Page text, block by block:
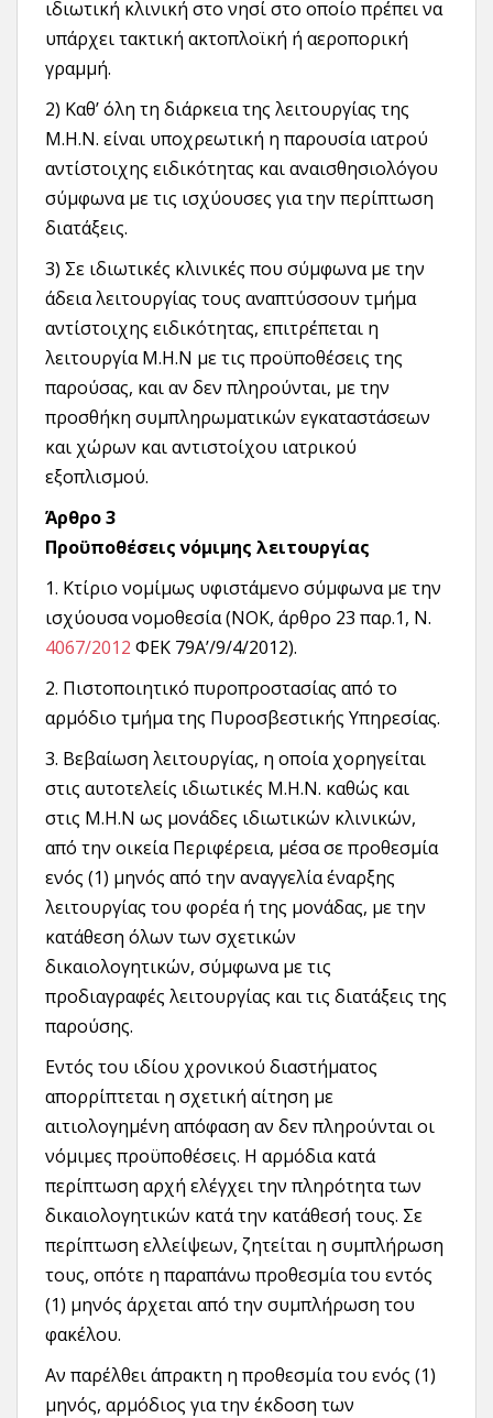
ιδιωτική κλινική στο νησί στο οποίο πρέπει να
υπάρχει τακτική ακτοπλοϊκή ή αεροπορική
γραμμή.
2) Καθ’ όλη τη διάρκεια της λειτουργίας της
Μ.Η.Ν. είναι υποχρεωτική η παρουσία ιατρού
αντίστοιχης ειδικότητας και αναισθησιολόγου
σύμφωνα με τις ισχύουσες για την περίπτωση
διατάξεις.
3) Σε ιδιωτικές κλινικές που σύμφωνα με την
άδεια λειτουργίας τους αναπτύσσουν τμήμα
αντίστοιχης ειδικότητας, επιτρέπεται η
λειτουργία Μ.Η.Ν με τις προϋποθέσεις της
παρούσας, και αν δεν πληρούνται, με την
προσθήκη συμπληρωματικών εγκαταστάσεων
και χώρων και αντιστοίχου ιατρικού
εξοπλισμού.
Άρθρο 3
Προϋποθέσεις νόμιμης λειτουργίας
1. Κτίριο νομίμως υφιστάμενο σύμφωνα με την
ισχύουσα νομοθεσία (ΝΟΚ, άρθρο 23 παρ.1, Ν.
4067/2012 ΦΕΚ 79A’/9/4/2012).
2. Πιστοποιητικό πυροπροστασίας από το
αρμόδιο τμήμα της Πυροσβεστικής Υπηρεσίας.
3. Βεβαίωση λειτουργίας, η οποία χορηγείται
στις αυτοτελείς ιδιωτικές Μ.Η.Ν. καθώς και
στις Μ.Η.Ν ως μονάδες ιδιωτικών κλινικών,
από την οικεία Περιφέρεια, μέσα σε προθεσμία
ενός (1) μηνός από την αναγγελία έναρξης
λειτουργίας του φορέα ή της μονάδας, με την
κατάθεση όλων των σχετικών
δικαιολογητικών, σύμφωνα με τις
προδιαγραφές λειτουργίας και τις διατάξεις της
παρούσης.
Εντός του ιδίου χρονικού διαστήματος
απορρίπτεται η σχετική αίτηση με
αιτιολογημένη απόφαση αν δεν πληρούνται οι
νόμιμες προϋποθέσεις. Η αρμόδια κατά
περίπτωση αρχή ελέγχει την πληρότητα των
δικαιολογητικών κατά την κατάθεσή τους. Σε
περίπτωση ελλείψεων, ζητείται η συμπλήρωση
τους, οπότε η παραπάνω προθεσμία του εντός
(1) μηνός άρχεται από την συμπλήρωση του
φακέλου.
Αν παρέλθει άπρακτη η προθεσμία του ενός (1)
μηνός, αρμόδιος για την έκδοση των